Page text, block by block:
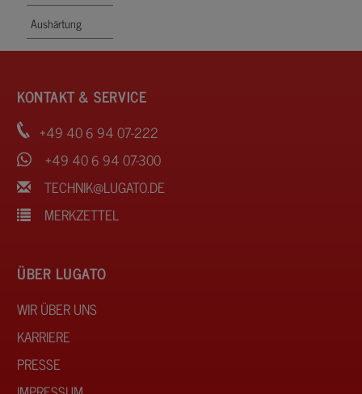
Aushärtung
KONTAKT & SERVICE
+49 40 6 94 07-222
+49 40 6 94 07-300
TECHNIK@LUGATO.DE
MERKZETTEL
ÜBER LUGATO
WIR ÜBER UNS
KARRIERE
PRESSE